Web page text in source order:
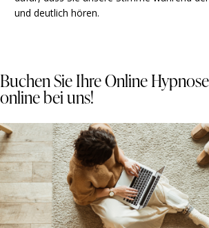
und deutlich hören.
Buchen Sie Ihre Online
online bei uns!